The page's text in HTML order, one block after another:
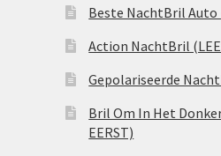
Beste NachtBril Auto
Action NachtBril
Gepolariseerde
Bril Om In Het
EERST)